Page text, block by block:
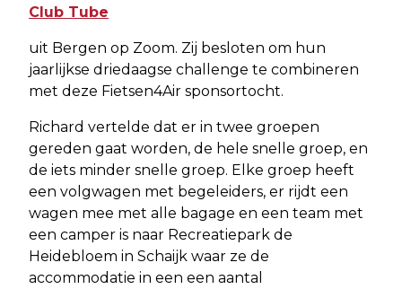
Club Tube
uit Bergen op Zoom. Zij besloten om hun
jaarlijkse driedaagse challenge te combineren
met deze Fietsen4Air sponsortocht.
Richard vertelde dat er in twee groepen
gereden gaat worden, de hele snelle groep, en
de iets minder snelle groep. Elke groep heeft
een volgwagen met begeleiders, er rijdt een
wagen mee met alle bagage en een team met
een camper is naar Recreatiepark de
Heidebloem in Schaijk waar ze de
accommodatie in een een aantal